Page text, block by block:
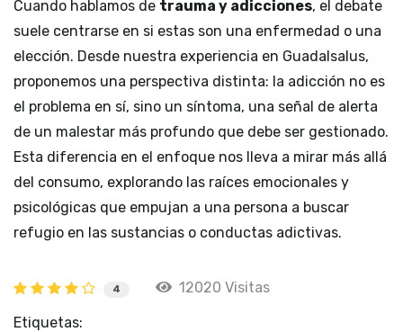
Cuando hablamos de trauma y adicciones, el debate
suele centrarse en si estas son una enfermedad o una
elección. Desde nuestra experiencia en Guadalsalus,
proponemos una perspectiva distinta: la adicción no es
el problema en sí, sino un síntoma, una señal de alerta
de un malestar más profundo que debe ser gestionado.
Esta diferencia en el enfoque nos lleva a mirar más allá
del consumo, explorando las raíces emocionales y
psicológicas que empujan a una persona a buscar
refugio en las sustancias o conductas adictivas.
4 12020 Visitas
Etiquetas: